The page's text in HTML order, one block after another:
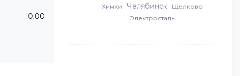
Химки Челябинск
Щелково
Электросталь
0.00